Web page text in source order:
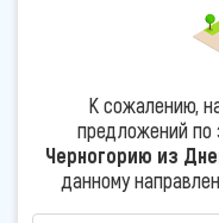
К сожалению,
предложений по
Черногорию из
данному